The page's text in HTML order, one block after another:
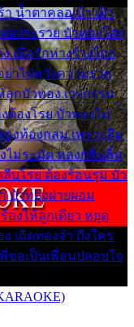
า น้ำตาคลอเบ้า เฝ้า
งระรวย บัวทองโศก
เมื่อรักห่างร้างไกล
าไปหวังความรวย
ลูกบัวทอง เวรกรรม
ต้องโรย บัวทองไม่
งท้องกลม เพราะลืม
ไม่ระมัด หลงกลิ่นลิ้น
บโรย ต้องร้อนรุม บัว
บัวทองผ่ายผอม
องไห้ลูกเดียว หยุด
เถิดทองจ๋า ถึงใคร
ขอเป็นเพื่อนปลอบใจ